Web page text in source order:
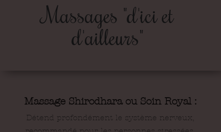
Massages "d'ici et
d'ailleurs"
Massage Shirodhara ou Soin Royal :
Détend profondément le système nerveux,